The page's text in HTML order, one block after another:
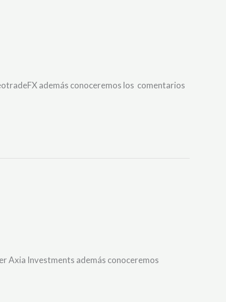
además conoceremos los comentarios
Axia Investments además conoceremos